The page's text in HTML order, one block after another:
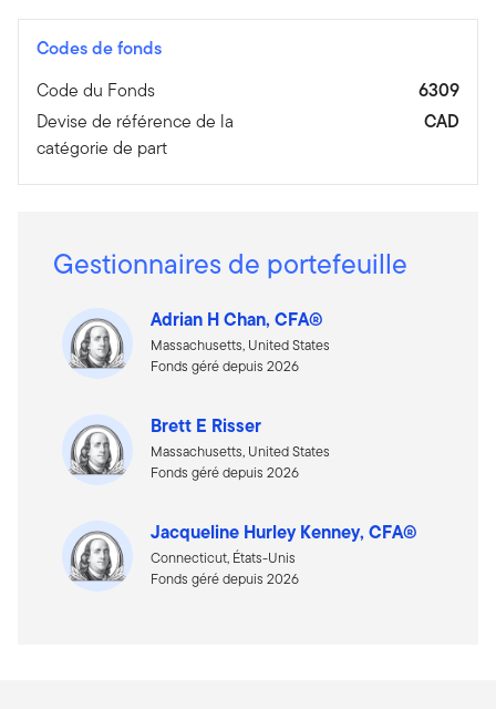
Codes de fonds
Code du Fonds
6309
Devise de référence de la
catégorie de part
CAD
Gestionnaires de portefeuille
Adrian H Chan, CFA®
Massachusetts, United States
Fonds géré depuis 2026
Brett E Risser
Massachusetts, United States
Fonds géré depuis 2026
Jacqueline Hurley Kenney, CFA®
Connecticut, États-Unis
Fonds géré depuis 2026